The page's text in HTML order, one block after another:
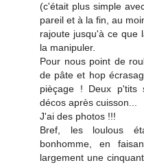
(c'était plus simple
pareil et à la fin, au
rajoute jusqu'à ce que
la manipuler.
Pour nous point de
de pâte et hop
pièçage ! Deux p'tits
décos après cuisson...
J'ai des photos !!!
Bref, les loulous
bonhomme, en
largement une